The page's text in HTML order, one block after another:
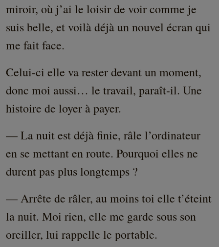
miroir, où j’ai le loisir de voir comme je
suis belle, et voilà déjà un nouvel écran qui
me fait face.
Celui-ci elle va rester devant un moment,
donc moi aussi… le travail, paraît-il. Une
histoire de loyer à payer.
— La nuit est déjà finie, râle l’ordinateur
en se mettant en route. Pourquoi elles ne
durent pas plus longtemps ?
— Arrête de râler, au moins toi elle t’éteint
la nuit. Moi rien, elle me garde sous son
oreiller, lui rappelle le portable.